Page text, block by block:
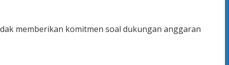
memberikan komitmen soal dukungan anggaran